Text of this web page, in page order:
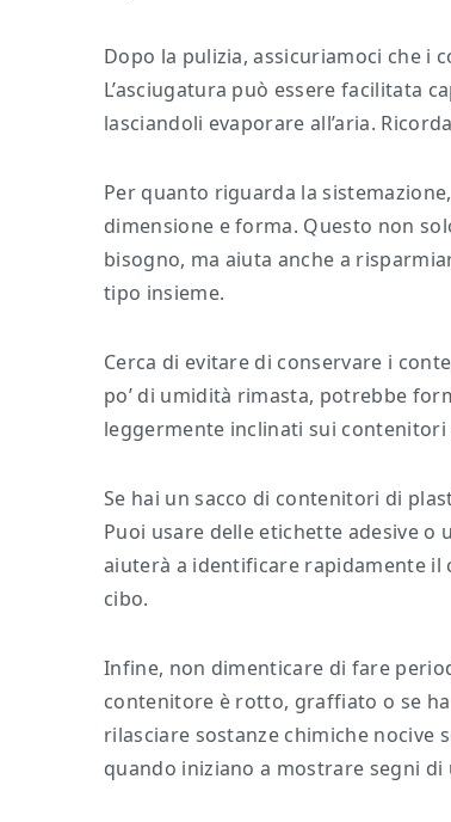
Dopo la pulizia, assicuriamoci che
L’asciugatura può essere facilitata
lasciandoli evaporare all’aria.
Per quanto riguarda la
dimensione e forma. Questo non
bisogno, ma aiuta anche a
tipo insieme.
Cerca di evitare di conservare i
po’ di umidità rimasta, potrebbe
leggermente inclinati sui contenitori
Se hai un sacco di contenitori di
Puoi usare delle etichette adesive
aiuterà a identificare rapidamente il
cibo.
Infine, non dimenticare di fare
contenitore è rotto, graffiato o se
rilasciare sostanze chimiche
quando iniziano a mostrare segni di